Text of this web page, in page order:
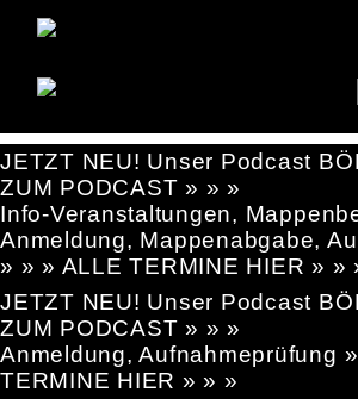
JETZT NEU! Unser Podcast
ZUM PODCAST » » »
Info-Veranstaltungen,
Anmeldung, Mappenabgabe,
» » » ALLE TERMINE HIER » »
JETZT NEU! Unser Podcast
ZUM PODCAST » » »
Anmeldung, Aufnahmeprüfung
TERMINE HIER » » »